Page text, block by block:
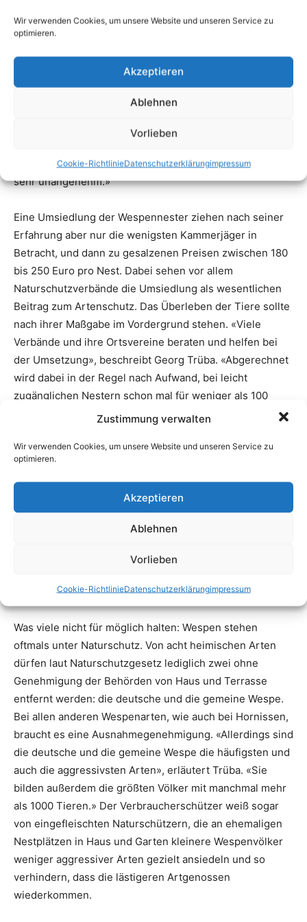
Wir verwenden Cookies, um unsere Website und unseren Service zu
optimieren.
Akzeptieren
Ablehnen
Vorlieben
Cookie-RichtlinieDatenschutzerklärungimpressum